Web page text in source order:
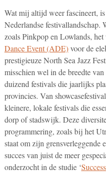
Wat mij altijd weer fascineert,
Nederlandse festivallandschap.
zoals Pinkpop en Lowlands, het
Dance Event (ADE)voor de
prestigieuze North Sea Jazz
misschien wel in de breedte
duizend festivals die jaarlijks
provincies. Van
kleinere, lokale festivals die
dorp of stadswijk. Deze
programmering, zoals bij het
staat om zijn grensverleggende
succes van juist de meer
onderzocht in de studie ‘